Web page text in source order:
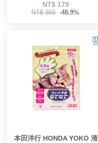
NT$ 179
NT$ 350 -48.9%
本田洋行 HONDA YOKO 清